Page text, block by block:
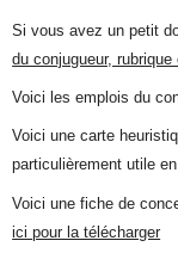
Si vous avez un petit
du conjugueur, rubrique
Voici les emplois du
Voici une carte
particulièrement utile
Voici une fiche de
ici pour la télécharger